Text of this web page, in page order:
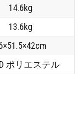
14.6kg
13.6kg
ポリエステル